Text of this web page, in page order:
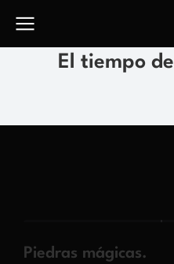
El tiempo
Piedras mágicas.